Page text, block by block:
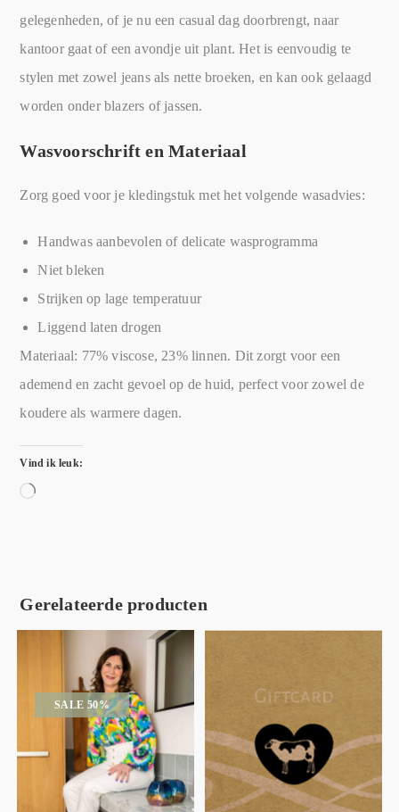
gelegenheden, of je nu een casual dag doorbrengt, naar
kantoor gaat of een avondje uit plant. Het is eenvoudig te
stylen met zowel jeans als nette broeken, en kan ook gelaagd
worden onder blazers of jassen.
Wasvoorschrift en Materiaal
Zorg goed voor je kledingstuk met het volgende wasadvies:
Handwas aanbevolen of delicate wasprogramma
Niet bleken
Strijken op lage temperatuur
Liggend laten drogen
Materiaal: 77% viscose, 23% linnen. Dit zorgt voor een
ademend en zacht gevoel op de huid, perfect voor zowel de
koudere als warmere dagen.
Vind ik leuk:
Gerelateerde producten
SALE 50%